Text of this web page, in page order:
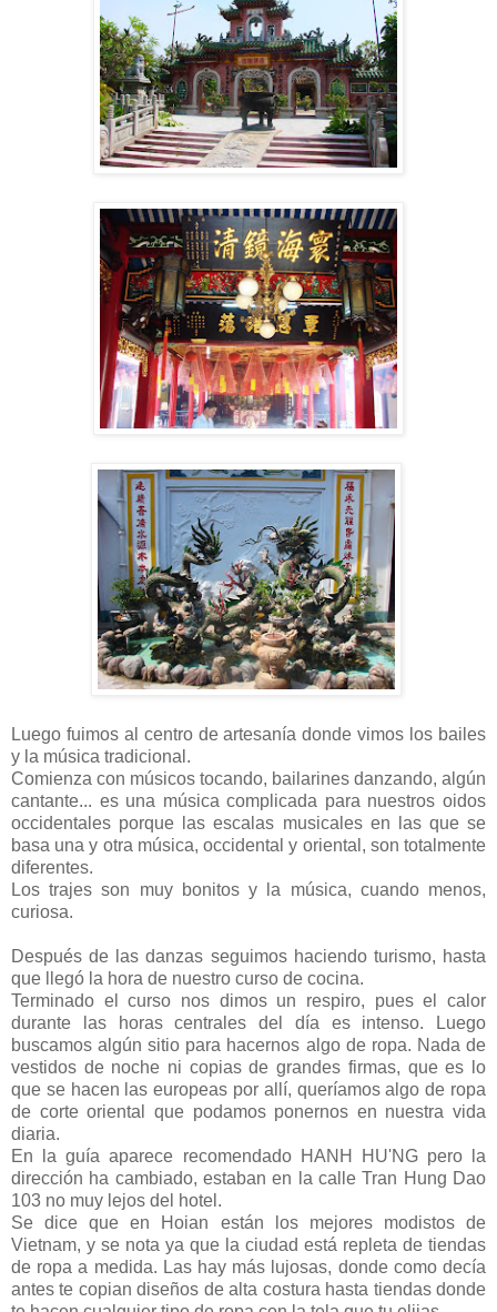
Luego fuimos al centro de artesanía donde vimos los bailes
y la música tradicional.
Comienza con músicos tocando, bailarines danzando, algún
cantante... es una música complicada para nuestros oidos
occidentales porque las escalas musicales en las que se
basa una y otra música, occidental y oriental, son totalmente
diferentes.
Los trajes son muy bonitos y la música, cuando menos,
curiosa.
Después de las danzas seguimos haciendo turismo, hasta
que llegó la hora de nuestro curso de cocina.
Terminado el curso nos dimos un respiro, pues el calor
durante las horas centrales del día es intenso. Luego
buscamos algún sitio para hacernos algo de ropa. Nada de
vestidos de noche ni copias de grandes firmas, que es lo
que se hacen las europeas por allí, queríamos algo de ropa
de corte oriental que podamos ponernos en nuestra vida
diaria.
En la guía aparece recomendado HANH HU'NG pero la
dirección ha cambiado, estaban en la calle Tran Hung Dao
103 no muy lejos del hotel.
Se dice que en Hoian están los mejores modistos de
Vietnam, y se nota ya que la ciudad está repleta de tiendas
de ropa a medida. Las hay más lujosas, donde como decía
antes te copian diseños de alta costura hasta tiendas donde